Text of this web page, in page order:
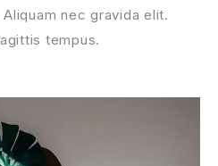
nec gravida elit.
tempus.